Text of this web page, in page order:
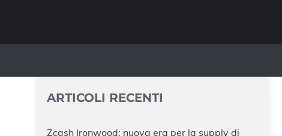
ARTICOLI RECENTI
Zcash Ironwood: nuova era per la supply di